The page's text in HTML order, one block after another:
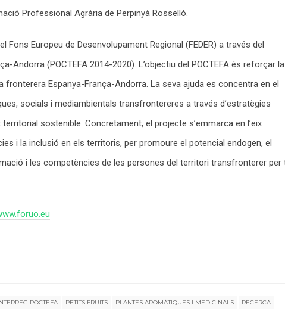
Professional Agrària de Perpinyà Rosselló.
Fons Europeu de Desenvolupament Regional (FEDER) a través del
Andorra (POCTEFA 2014-2020). L’objectiu del POCTEFA és reforçar la
Espanya-França-Andorra. La seva ajuda es concentra en el
socials i mediambientals transfrontereres a través d’estratègies
sostenible. Concretament, el projecte s’emmarca en l’eix
i la inclusió en els territoris, per promoure el potencial endogen, el
i les competències de les persones del territori transfronterer per
POCTEFA PETITS FRUITS PLANTES AROMÀTIQUES I MEDICINALS RECERCA